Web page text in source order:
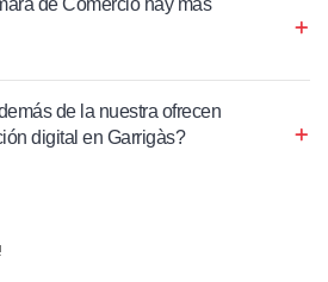
de Comercio hay más
de la nuestra ofrecen
digital en Garrigàs?